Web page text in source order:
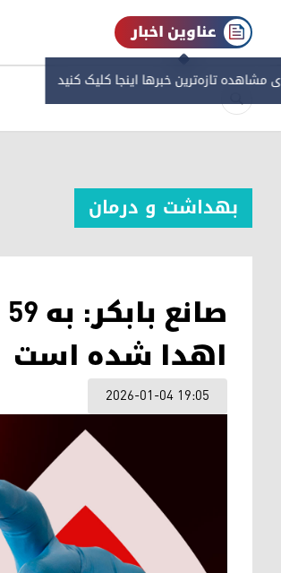
عناوین اخبار
مشاهده‌ تازه‌ترین خبرها اینجا کلیک کنید
بهداشت و درمان
اهدا شده است
2026-01-04 19:05